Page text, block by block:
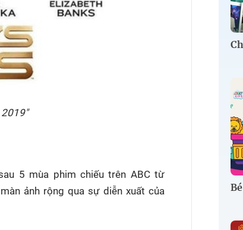
5 mùa phim chiếu trên ABC từ
ảnh rộng qua sự diễn xuất của